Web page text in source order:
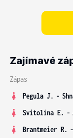
Zajímavé
Zápas
Pegula J. -
Svitolina E. -
Brantmeier R. -